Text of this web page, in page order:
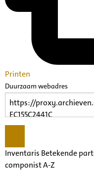
Printen
Duurzaam webadres
Inventaris Betekende
componist A-Z